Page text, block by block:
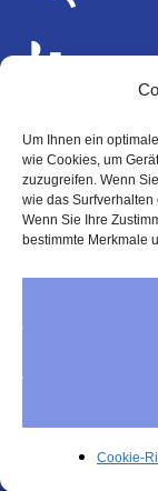
Um Ihnen ein
wie Cookies, um
zuzugreifen. Wenn
wie das
Wenn Sie Ihre
bestimmte Merkmale
Cookie-
Rechtliches
Impressum
Cookie-